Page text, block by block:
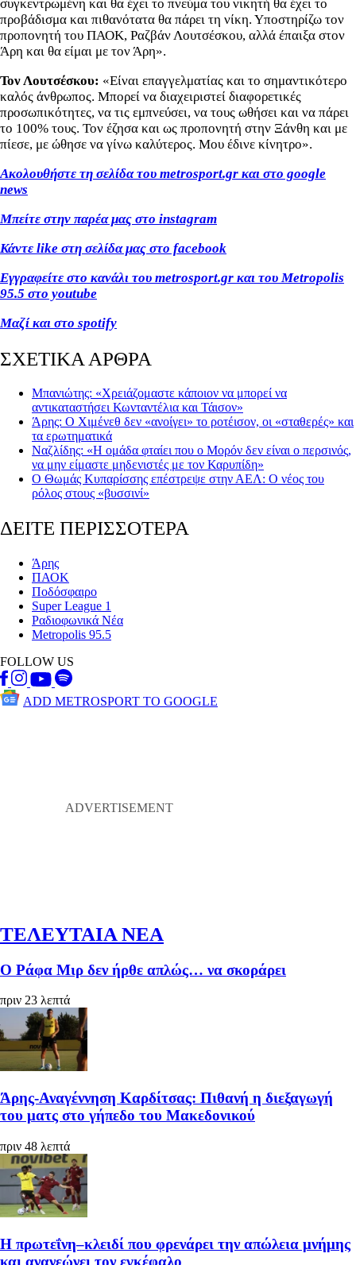
συγκεντρωμένη και θα έχει το πνεύμα του νικητή θα έχει το
προβάδισμα και πιθανότατα θα πάρει τη νίκη. Υποστηρίζω τον
προπονητή του ΠΑΟΚ, Ραζβάν Λουτσέσκου, αλλά έπαιξα στον
Άρη και θα είμαι με τον Άρη».
Τον Λουτσέσκου: «Είναι επαγγελματίας και το σημαντικότερο
καλός άνθρωπος. Μπορεί να διαχειριστεί διαφορετικές
προσωπικότητες, να τις εμπνεύσει, να τους ωθήσει και να πάρει
το 100% τους. Τον έζησα και ως προπονητή στην Ξάνθη και με
πίεσε, με ώθησε να γίνω καλύτερος. Μου έδινε κίνητρο».
Ακολουθήστε τη σελίδα του metrosport.gr και στο google
news
Μπείτε στην παρέα μας στο instagram
Κάντε like στη σελίδα μας στο facebook
Εγγραφείτε στο κανάλι του metrosport.gr και του Metropolis
95.5 στο youtube
Μαζί και στο spotify
ΣΧΕΤΙΚΑ ΑΡΘΡΑ
Μπανιώτης: «Χρειάζομαστε κάποιον να μπορεί να
αντικαταστήσει Κωνταντέλια και Τάισον»
Άρης: Ο Χιμένεθ δεν «ανοίγει» το ροτέισον, οι «σταθερές» και
τα ερωτηματικά
Ναζλίδης: «Η ομάδα φταίει που ο Μορόν δεν είναι ο περσινός,
να μην είμαστε μηδενιστές με τον Καρυπίδη»
Ο Θωμάς Κυπαρίσσης επέστρεψε στην ΑΕΛ: Ο νέος του
ρόλος στους «βυσσινί»
ΔΕΙΤΕ ΠΕΡΙΣΣΟΤΕΡΑ
Άρης
ΠΑΟΚ
Ποδόσφαιρο
Super League 1
Ραδιοφωνικά Νέα
Metropolis 95.5
FOLLOW US
ADD METROSPORT TO GOOGLE
ΤΕΛΕΥΤΑΙΑ ΝΕΑ
Ο Ράφα Μιρ δεν ήρθε απλώς… να σκοράρει
πριν 23 λεπτά
Άρης-Αναγέννηση Καρδίτσας: Πιθανή η διεξαγωγή
του ματς στο γήπεδο του Μακεδονικού
πριν 48 λεπτά
Η πρωτεΐνη–κλειδί που φρενάρει την απώλεια μνήμης
και ανανεώνει τον εγκέφαλο